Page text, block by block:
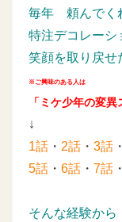
毎年 頼んでく
特注デコレーシ
笑顔を取り戻せ
※ご興味のある人は
「ミケ少年の変異
↓
1話 ・ 2話 ・ 3話 ・
5話 ・ 6話 ・ 7話 ・
そんな経験から